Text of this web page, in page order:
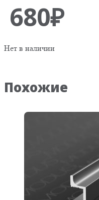
680₽
Нет в наличии
Похожие